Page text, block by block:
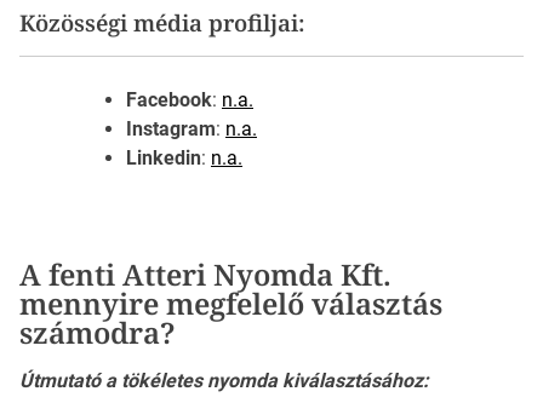
Közösségi média profiljai:
Facebook: n.a.
Instagram: n.a.
Linkedin: n.a.
A fenti Atteri Nyomda Kft.
mennyire megfelelő választás
számodra?
Útmutató a tökéletes nyomda kiválasztásához: